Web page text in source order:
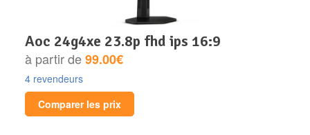
aoc 24g4xe 23.8p fhd ips 16:9
à partir de99.00€
4 revendeurs
Comparer les prix